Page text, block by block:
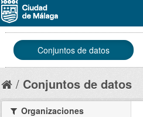
Conjuntos de datos
Conjuntos de datos
Organizaciones